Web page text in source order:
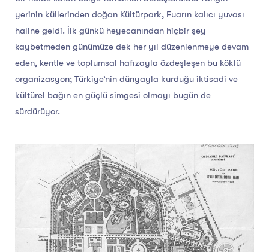
yerinin küllerinden doğan Kültürpark, Fuarın kalıcı yuvası
haline geldi. İlk günkü heyecanından hiçbir şey
kaybetmeden günümüze dek her yıl düzenlenmeye devam
eden, kentle ve toplumsal hafızayla özdeşleşen bu köklü
organizasyon; Türkiye’nin dünyayla kurduğu iktisadi ve
kültürel bağın en güçlü simgesi olmayı bugün de
sürdürüyor.